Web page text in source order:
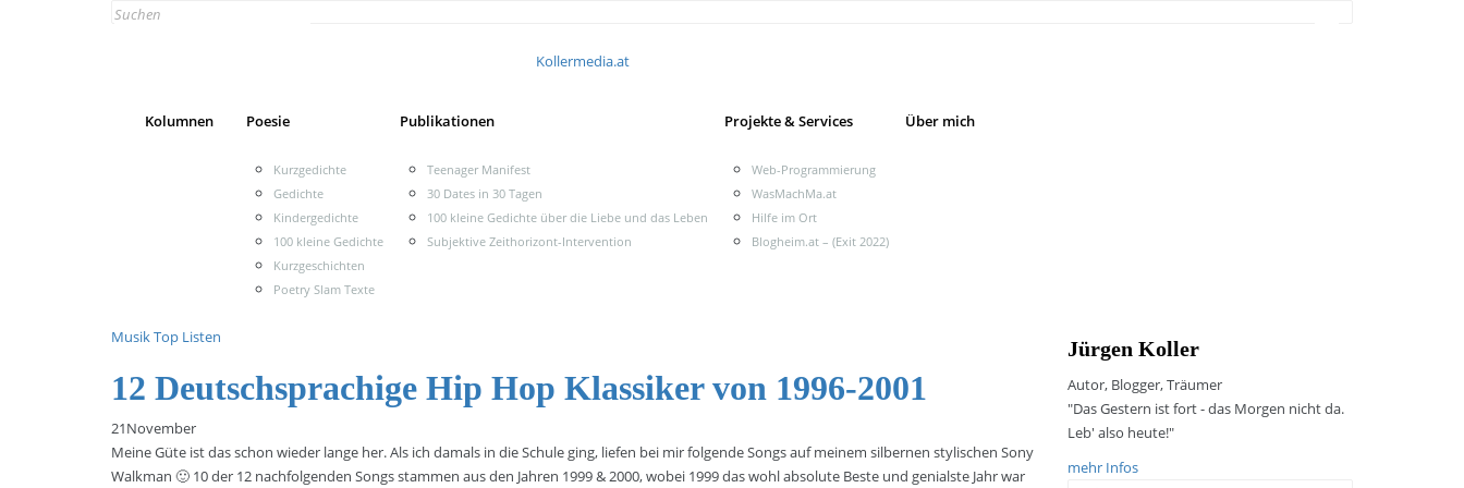
Search
Kollermedia.at
Kolumnen Poesie
Kurzgedichte
Gedichte
Kindergedichte
100 kleine Gedichte
Kurzgeschichten
Poetry Slam Texte
Publikationen
Teenager Manifest
30 Dates in 30 Tagen
100 kleine Gedichte über die Liebe und das Leben
Subjektive Zeithorizont-Intervention
Projekte & Services
Web-Programmierung
WasMachMa.at
Hilfe im Ort
Blogheim.at – (Exit 2022)
Über mich
MusikTop Listen
12 Deutschsprachige Hip Hop Klassiker von 1996-2001
21November
Meine Güte ist das schon wieder lange her. Als ich damals in die Schule ging, liefen bei mir folgende Songs auf meinem silbernen stylischen Sony
Walkman 🙂 10 der 12 nachfolgenden Songs stammen aus den Jahren 1999 & 2000, wobei 1999 das wohl absolute Beste und genialste Jahr war
Jürgen Koller
Autor, Blogger, Träumer
"Das Gestern ist fort - das Morgen nicht da.
Leb' also heute!"
mehr Infos